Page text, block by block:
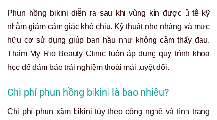
Phun hồng bikini diễn ra sau khi vùng kín được ủ tê kỹ
nhằm giảm cảm giác khó chịu. Kỹ thuật nhẹ nhàng và mực
hữu cơ sử dụng giúp bạn hầu như không cảm thấy đau.
Thẩm Mỹ Rio Beauty Clinic luôn áp dụng quy trình khoa
học để đảm bảo trải nghiệm thoải mái tuyệt đối.
Chi phí phun hồng bikini là bao nhiêu?
Chi phí phun xăm bikini tùy theo công nghệ và tình trạng